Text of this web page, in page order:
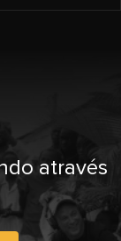
através